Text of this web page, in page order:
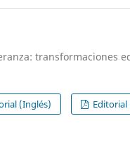
transformaciones
(Inglés) Editorial